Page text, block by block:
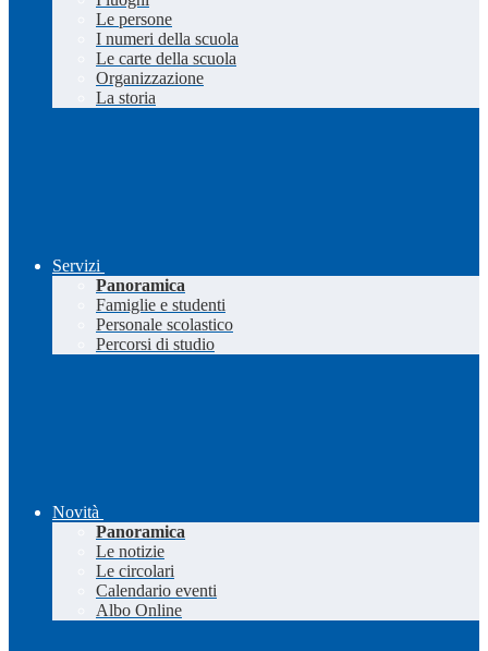
Le persone
I numeri della scuola
Le carte della scuola
Organizzazione
La storia
Servizi
Panoramica
Famiglie e studenti
Personale scolastico
Percorsi di studio
Novità
Panoramica
Le notizie
Le circolari
Calendario eventi
Albo Online